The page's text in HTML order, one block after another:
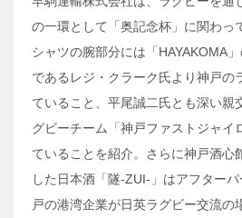
の一環として「奥記念杯」に関わっ
シャツの腕部分には「HAYAKOMA
であるレジ・クラーク氏より神戸の
ていること、平尾誠二氏とも深い親
グビーチーム「神戸ファストジャイ
ていることを紹介。さらに神戸酒心
した日本酒「隧-ZUI-」はアフター
戸の港湾企業が日英ラグビー交流の